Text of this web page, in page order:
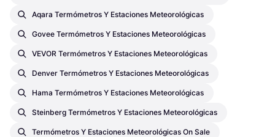
Aqara Termómetros Y Estaciones Meteorológicas
Govee Termómetros Y Estaciones Meteorológicas
VEVOR Termómetros Y Estaciones Meteorológicas
Denver Termómetros Y Estaciones Meteorológicas
Hama Termómetros Y Estaciones Meteorológicas
Steinberg Termómetros Y Estaciones Meteorológicas
Termómetros Y Estaciones Meteorológicas On Sale